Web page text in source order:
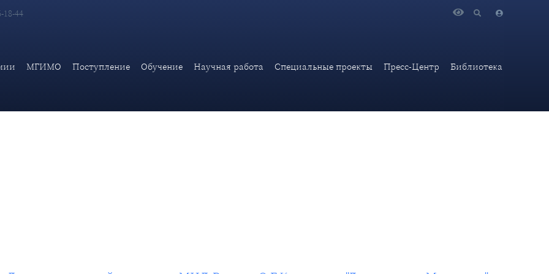
18-44
МГИМО Поступление Обучение Научная работа Специальные проекты Пресс-Центр Библиотека
работе Дипломатической академии МИД России О.Г.Карповича "Ловушка для Молдавии" в газете "Известия".